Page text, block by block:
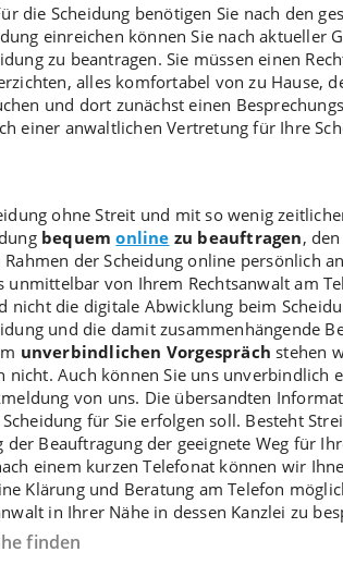
die Scheidung benötigen Sie nach den
einreichen können Sie nach aktueller
zu beantragen. Sie müssen einen
alles komfortabel von zu Hause,
und dort zunächst einen
einer anwaltlichen Vertretung für Ihre
ohne Streit und mit so wenig
bequemonline zu beauftragen, den
Rahmen derScheidung online persönlich
unmittelbar von Ihrem Rechtsanwalt am
nicht die digitale Abwicklung beim
und die damit zusammenhängende
unverbindlichen Vorgespräch stehen
nicht. Auch können Sie uns unverbindlich
von uns. Die übersandten
für Sie erfolgen soll. Besteht
Beauftragung der geeignete Weg für
einem kurzen Telefonat können wir
Klärung und Beratung am Telefon
in Ihrer Nähe in dessen Kanzlei zu
finden